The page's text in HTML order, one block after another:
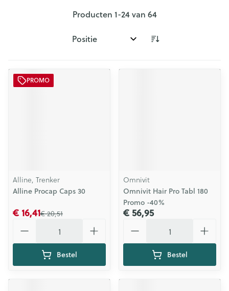
Producten 1-24van 64
Sorteer op:
PROMO
Alline, Trenker
Alline Procap Caps 30
€ 20,51
€ 16,41
Bestel
Omnivit
Omnivit Hair Pro Tabl 180
Promo -40%
€ 56,95
Bestel